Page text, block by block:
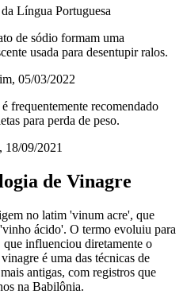
Língua Portuguesa
de sódio formam uma
usada para desentupir ralos.
05/03/2022
frequentemente recomendado
para perda de peso.
18/09/2021
de Vinagre
no latim 'vinum acre', que
ácido'. O termo evoluiu para
influenciou diretamente o
é uma das técnicas de
antigas, com registros que
na Babilônia.